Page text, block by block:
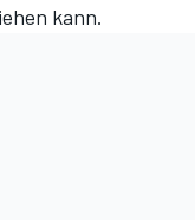
kann.